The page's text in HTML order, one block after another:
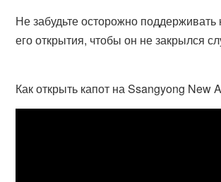
Не забудьте осторожно поддерживать
его открытия, чтобы он не закрылся
Как открыть капот на Ssangyong New